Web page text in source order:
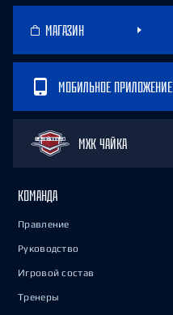
МАГАЗИН
МОБИЛЬНОЕ ПРИЛОЖЕНИЕ
МХК ЧАЙКА
КОМАНДА
Правление
Руководство
Игровой состав
Тренеры